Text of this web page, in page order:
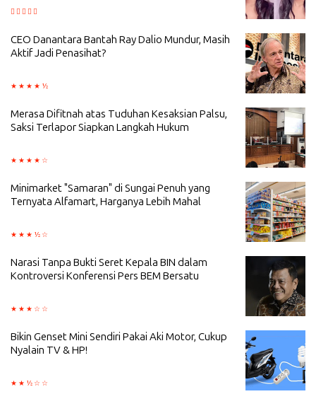
CEO Danantara Bantah Ray Dalio Mundur, Masih
Aktif Jadi Penasihat?
Merasa Difitnah atas Tuduhan Kesaksian Palsu,
Saksi Terlapor Siapkan Langkah Hukum
Minimarket "Samaran" di Sungai Penuh yang
Ternyata Alfamart, Harganya Lebih Mahal
Narasi Tanpa Bukti Seret Kepala BIN dalam
Kontroversi Konferensi Pers BEM Bersatu
Bikin Genset Mini Sendiri Pakai Aki Motor, Cukup
Nyalain TV & HP!